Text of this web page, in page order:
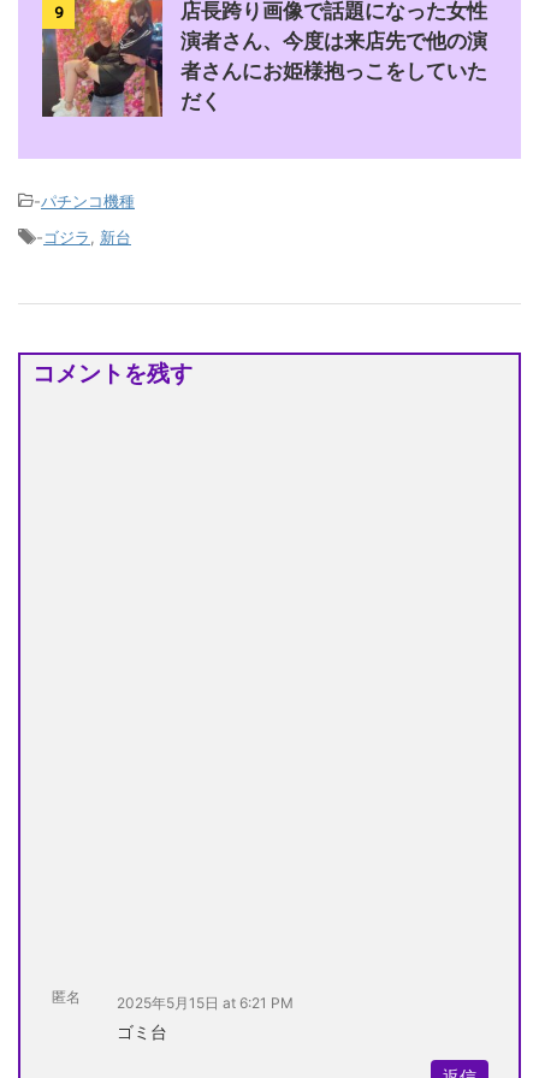
9
店長跨り画像で話題になった女性
演者さん、今度は来店先で他の演
者さんにお姫様抱っこをしていた
だく
-パチンコ機種
-ゴジラ 新台
コメントを残す
匿名 2025年5月15日 at 6:21 PM
ゴミ台